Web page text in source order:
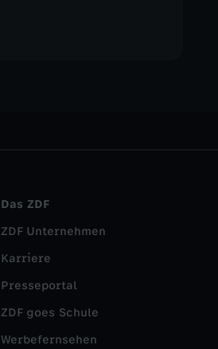
Das ZDF
ZDF Unternehmen
Karriere
Presseportal
ZDF goes Schule
Werbefernsehen